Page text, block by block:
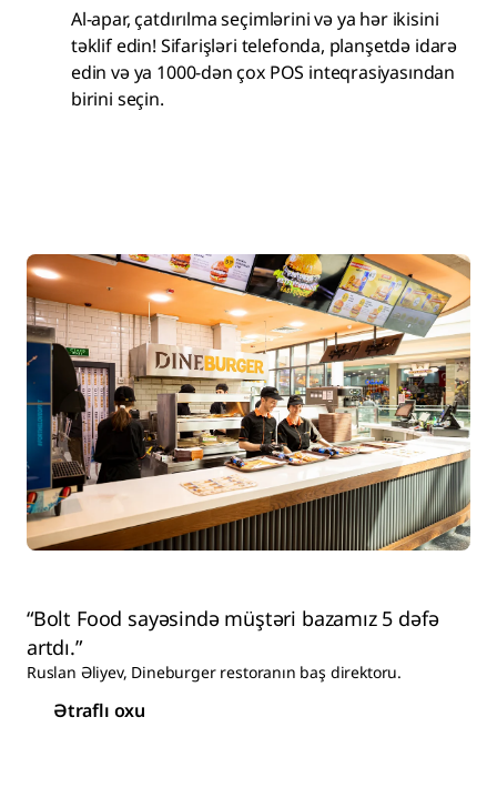
Al-apar, çatdırılma seçimlərini və ya hər ikisini
təklif edin! Sifarişləri telefonda, planşetdə idarə
edin və ya 1000-dən çox POS inteqrasiyasından
birini seçin.
“Bolt Food sayəsində müştəri bazamız 5 dəfə
artdı.”
Ruslan Əliyev, Dineburger restoranın baş direktoru.
Ətraflı oxu